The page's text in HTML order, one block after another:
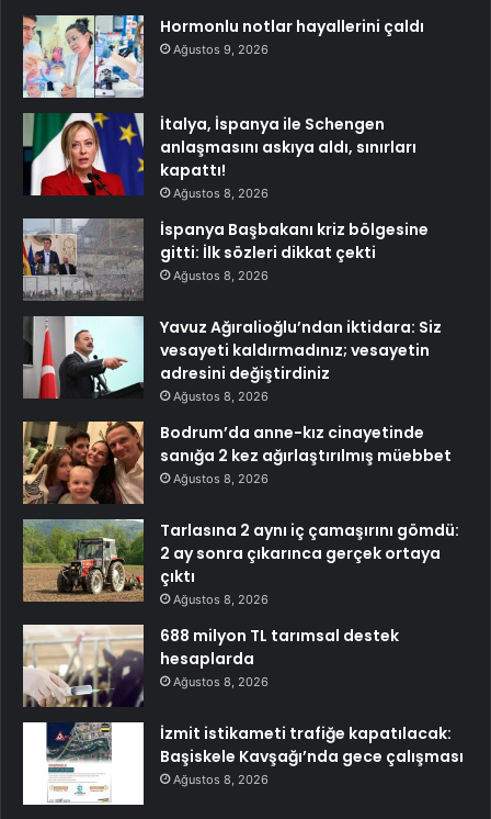
Hormonlu notlar hayallerini çaldı
Ağustos 9, 2026
İtalya, İspanya ile Schengen
anlaşmasını askıya aldı, sınırları
kapattı!
Ağustos 8, 2026
İspanya Başbakanı kriz bölgesine
gitti: İlk sözleri dikkat çekti
Ağustos 8, 2026
Yavuz Ağıralioğlu’ndan iktidara: Siz
vesayeti kaldırmadınız; vesayetin
adresini değiştirdiniz
Ağustos 8, 2026
Bodrum’da anne-kız cinayetinde
sanığa 2 kez ağırlaştırılmış müebbet
Ağustos 8, 2026
Tarlasına 2 aynı iç çamaşırını gömdü:
2 ay sonra çıkarınca gerçek ortaya
çıktı
Ağustos 8, 2026
688 milyon TL tarımsal destek
hesaplarda
Ağustos 8, 2026
İzmit istikameti trafiğe kapatılacak:
Başiskele Kavşağı’nda gece çalışması
Ağustos 8, 2026